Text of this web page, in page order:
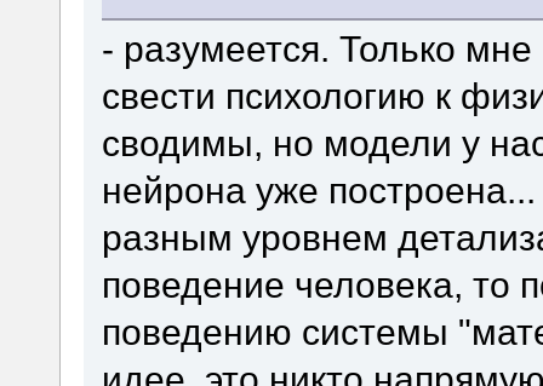
- разумеется. Только
свести психологию к
сводимы, но модели у
нейрона уже
разным уровнем
поведение человека, то
поведению системы